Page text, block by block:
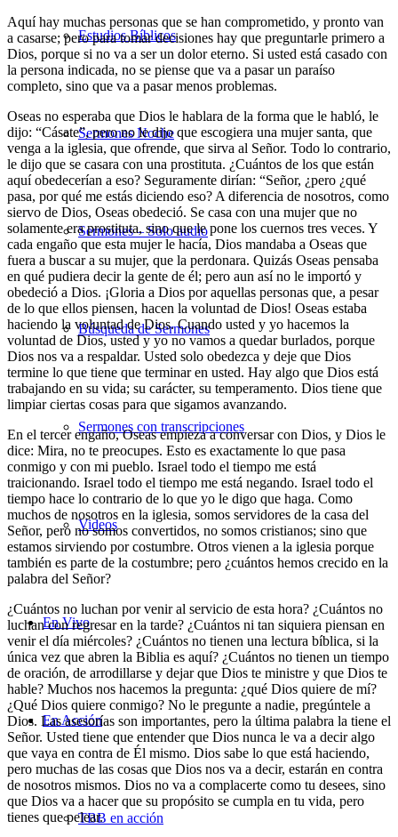
Estudios Bíblicos
Sermones Noche
Sermones – Solo audio
Búsqueda de Sermones
Sermones con transcripciones
Videos
En Vivo
En Acción
TBB en acción
Aquí hay muchas personas que se han comprometido, y pronto van
a casarse; pero para tomar decisiones hay que preguntarle primero a
Dios, porque si no va a ser un dolor eterno. Si usted está casado con
la persona indicada, no se piense que va a pasar un paraíso
completo, sino que va a pasar menos problemas.
Oseas no esperaba que Dios le hablara de la forma que le habló, le
dijo: “Cásate”, pero no le dijo que escogiera una mujer santa, que
venga a la iglesia, que ofrende, que sirva al Señor. Todo lo contrario,
le dijo que se casara con una prostituta. ¿Cuántos de los que están
aquí obedecerían a eso? Seguramente dirían: “Señor, ¿pero ¿qué
pasa, por qué me estás diciendo eso? A diferencia de nosotros, como
siervo de Dios, Oseas obedeció. Se casa con una mujer que no
solamente era prostituta, sino que le pone los cuernos tres veces. Y
cada engaño que esta mujer le hacía, Dios mandaba a Oseas que
fuera a buscar a su mujer, que la perdonara. Quizás Oseas pensaba
en qué pudiera decir la gente de él; pero aun así no le importó y
obedeció a Dios. ¡Gloria a Dios por aquellas personas que, a pesar
de lo que ellos piensen, hacen la voluntad de Dios! Oseas estaba
haciendo la voluntad de Dios. Cuando usted y yo hacemos la
voluntad de Dios, usted y yo no vamos a quedar burlados, porque
Dios nos va a respaldar. Usted solo obedezca y deje que Dios
termine lo que tiene que terminar en usted. Hay algo que Dios está
trabajando en su vida; su carácter, su temperamento. Dios tiene que
limpiar ciertas cosas para que sigamos avanzando.
En el tercer engaño, Oseas empieza a conversar con Dios, y Dios le
dice: Mira, no te preocupes. Esto es exactamente lo que pasa
conmigo y con mi pueblo. Israel todo el tiempo me está
traicionando. Israel todo el tiempo me está negando. Israel todo el
tiempo hace lo contrario de lo que yo le digo que haga. Como
muchos de nosotros en la iglesia, somos servidores de la casa del
Señor, pero no somos convertidos, no somos cristianos; sino que
estamos sirviendo por costumbre. Otros vienen a la iglesia porque
también es parte de la costumbre; pero ¿cuántos hemos crecido en la
palabra del Señor?
¿Cuántos no luchan por venir al servicio de esta hora? ¿Cuántos no
luchan con regresar en la tarde? ¿Cuántos ni tan siquiera piensan en
venir el día miércoles? ¿Cuántos no tienen una lectura bíblica, si la
única vez que abren la Biblia es aquí? ¿Cuántos no tienen un tiempo
de oración, de arrodillarse y dejar que Dios te ministre y que Dios te
hable? Muchos nos hacemos la pregunta: ¿qué Dios quiere de mí?
¿Qué Dios quiere conmigo? No le pregunte a nadie, pregúntele a
Dios. Las asesorías son importantes, pero la última palabra la tiene el
Señor. Usted tiene que entender que Dios nunca le va a decir algo
que vaya en contra de Él mismo. Dios sabe lo que está haciendo,
pero muchas de las cosas que Dios nos va a decir, estarán en contra
de nosotros mismos. Dios no va a complacerte como tu desees, sino
que Dios va a hacer que su propósito se cumpla en tu vida, pero
tienes que pelear.